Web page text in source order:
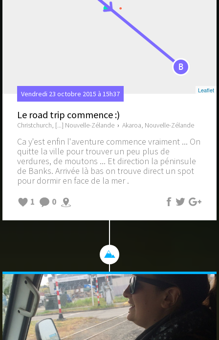
B
Leaflet
Vendredi 23 octobre 2015 à 15h37
Le road trip commence :)
Christchurch, [...] Nouvelle-Zélande › Akaroa, Nouvelle-Zélande
Ca y'est enfin l'aventure commence vraiment ... On
quitte la ville pour trouver un peu plus de
verdures, de moutons ... Et direction la péninsule
de Banks. Arrivée là bas on trouve direct un spot
pour dormir en face de la mer .
1
0